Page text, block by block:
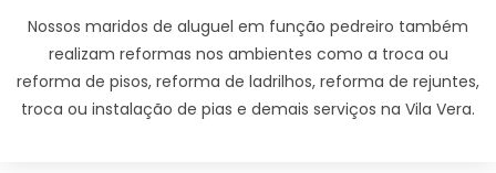
Nossos maridos de aluguel em função pedreiro também
realizam reformas nos ambientes como a troca ou
reforma de pisos, reforma de ladrilhos, reforma de rejuntes,
troca ou instalação de pias e demais serviços na Vila Vera.